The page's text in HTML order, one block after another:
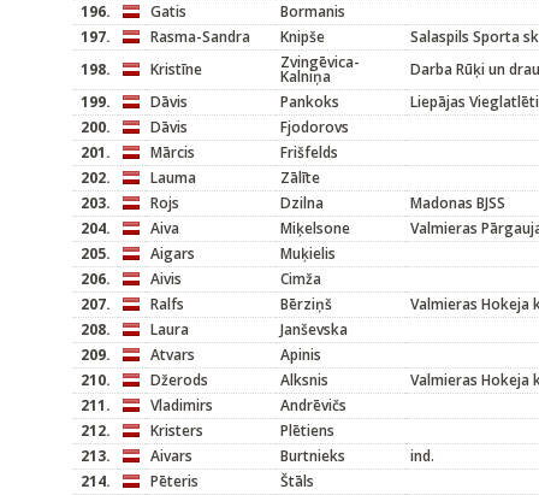
196.
Gatis
Bormanis
197.
Rasma-Sandra Knipše
Salaspils Sporta
198.
Kristīne Zvingēvica-
Kalniņa
Darba Rūķi un
199.
Dāvis Pankoks
Liepājas
200.
Dāvis
Fjodorovs
201.
Mārcis
Frišfelds
202.
Lauma
Zālīte
203.
Rojs Dzilna
Madonas BJSS
204.
Aiva Miķelsone
Valmieras
205.
Aigars
Muķielis
206.
Aivis
Cimža
207.
Ralfs Bērziņš
Valmieras Hokeja
208.
Laura
Janševska
209.
Atvars
Apinis
210.
Džerods Alksnis
Valmieras Hokeja
211.
Vladimirs
Andrēvičs
212.
Kristers
Plētiens
213.
Aivars Burtnieks
ind.
214.
Pēteris
Štāls